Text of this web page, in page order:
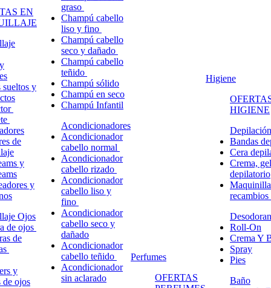
EN
sueltos y
de
y
y
Ojos
de ojos
de
y
de ojos
graso
Champú cabello
liso y fino
Champú cabello
seco y dañado
Champú cabello
teñido
Champú sólido
Champú en seco
Champú Infantil
Acondicionadores
Acondicionador
cabello normal
Acondicionador
cabello rizado
Acondicionador
cabello liso y
fino
Acondicionador
cabello seco y
dañado
Acondicionador
cabello teñido
Acondicionador
sin aclarado
Perfumes
OFERTAS
Higiene
HIGIENE
Depilación
Bandas
Cera
Crema,
depilatorio
recambios
Roll-On
Crema Y
Spray
Pies
Baño